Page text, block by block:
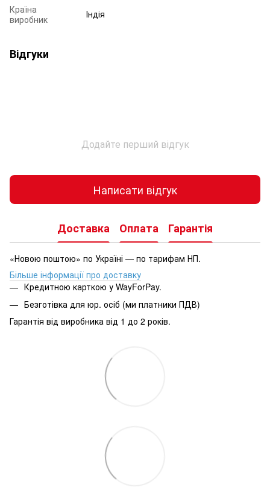
Країна
виробник
Індія
Відгуки
Додайте перший відгук
Написати відгук
Доставка Оплата Гарантія
«Новою поштою» по Україні — по тарифам НП.
Більше інформації про доставку
Кредитною карткою у WayForPay.
Безготівка для юр. осіб (ми платники ПДВ)
Гарантія від виробника від 1 до 2 років.